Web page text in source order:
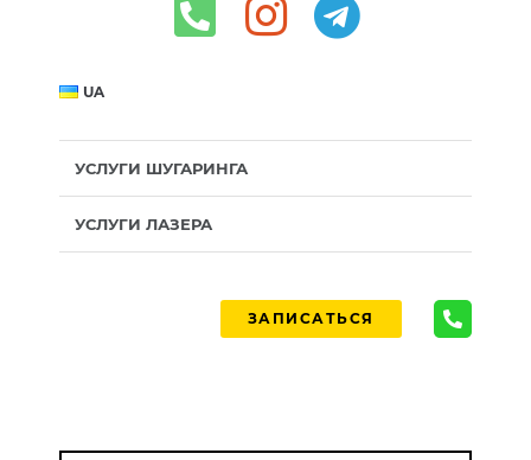
UA
УСЛУГИ ШУГАРИНГА
УСЛУГИ ЛАЗЕРА
ЗАПИСАТЬСЯ